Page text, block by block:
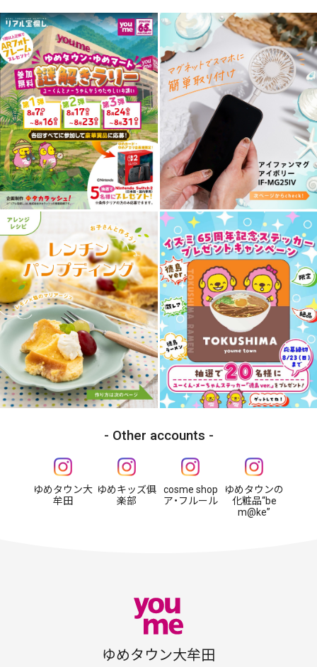
Other accounts
ゆめタウン大
牟田
ゆめキッズ俱
楽部
cosme shop
ア・フルール
ゆめタウンの
化粧品“be
m@ke”
ゆめタウン大牟田